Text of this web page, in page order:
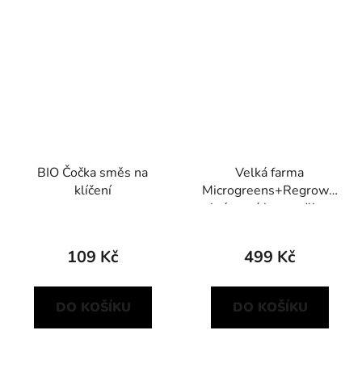
BIO Čočka směs na
klíčení
109 Kč
DO KOŠÍKU
Velká farma
Microgreens+Regrow -
krémová bez sedliny
499 Kč
DO KOŠÍKU